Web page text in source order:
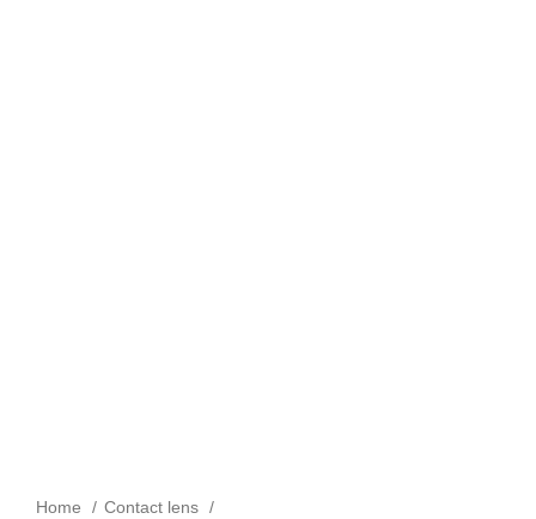
Home
Contact lens